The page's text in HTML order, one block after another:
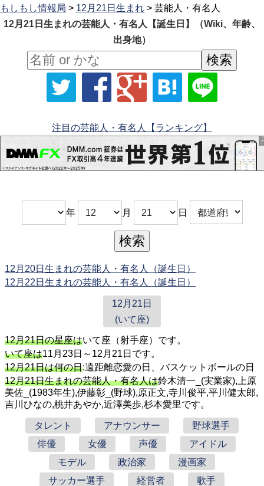
もしもし情報局 > 12月21日生まれ > 芸能人・有名人
12月21日生まれの芸能人・有名人【誕生日】（Wiki、年齢、
出身地）
注目の芸能人・有名人【ランキング】
年 月 日
12月20日生まれの芸能人・有名人（誕生日）
12月22日生まれの芸能人・有名人（誕生日）
12月21日
(いて座)
12月21日の星座はいて座（射手座）です。
いて座は11月23日～12月21日です。
12月21日は何の日:遠距離恋愛の日、バスケットボールの日
12月21日生まれの芸能人・有名人は鈴木清一_(実業家),上原
美佐_(1983年生),伊藤彰_(野球),原正文,寺川俊平,平川健太郎,
吉川ひなの,桃井あやか,近澤美歩,杉本愛里です。
タレント アナウンサー
野球選手
俳優
女優 声優
アイドル
モデル
政治家
漫画家
サッカー選手
経営者
歌手